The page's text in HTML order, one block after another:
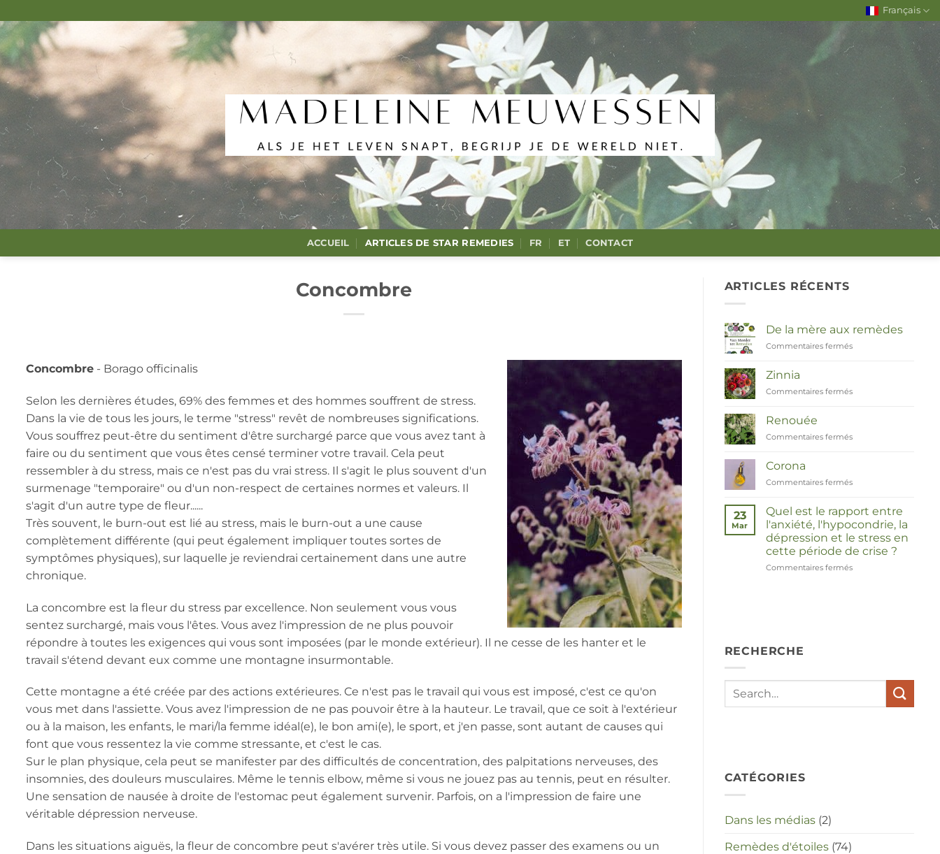
au
contenu
Français
ACCUEIL ARTICLES DE STAR REMEDIES FR ET CONTACT
Concombre
Concombre - Borago officinalis
Selon les dernières études, 69% des femmes et des hommes souffrent de stress.
Dans la vie de tous les jours, le terme "stress" revêt de nombreuses significations.
Vous souffrez peut-être du sentiment d'être surchargé parce que vous avez tant à
faire ou du sentiment que vous êtes censé terminer votre travail. Cela peut
ressembler à du stress, mais ce n'est pas du vrai stress. Il s'agit le plus souvent d'un
surmenage "temporaire" ou d'un non-respect de certaines normes et valeurs. Il
s'agit d'un autre type de fleur......
Très souvent, le burn-out est lié au stress, mais le burn-out a une cause
complètement différente (qui peut également impliquer toutes sortes de
symptômes physiques), sur laquelle je reviendrai certainement dans une autre
chronique.
La concombre est la fleur du stress par excellence. Non seulement vous vous
sentez surchargé, mais vous l'êtes. Vous avez l'impression de ne plus pouvoir
répondre à toutes les exigences qui vous sont imposées (par le monde extérieur). Il ne cesse de les hanter et le
travail s'étend devant eux comme une montagne insurmontable.
Cette montagne a été créée par des actions extérieures. Ce n'est pas le travail qui vous est imposé, c'est ce qu'on
vous met dans l'assiette. Vous avez l'impression de ne pas pouvoir être à la hauteur. Le travail, que ce soit à l'extérieur
ou à la maison, les enfants, le mari/la femme idéal(e), le bon ami(e), le sport, et j'en passe, sont autant de causes qui
font que vous ressentez la vie comme stressante, et c'est le cas.
Sur le plan physique, cela peut se manifester par des difficultés de concentration, des palpitations nerveuses, des
insomnies, des douleurs musculaires. Même le tennis elbow, même si vous ne jouez pas au tennis, peut en résulter.
Une sensation de nausée à droite de l'estomac peut également survenir. Parfois, on a l'impression de faire une
véritable dépression nerveuse.
Dans les situations aiguës, la fleur de concombre peut s'avérer très utile. Si vous devez passer des examens ou un
ARTICLES RÉCENTS
De la mère aux remèdes
Commentaires ferméssur
Remedies
Zinnia
Commentaires ferméssur
Renouée
Commentaires ferméssur
Corona
Commentaires ferméssur
23
Mar
Quel est le rapport entre
l'anxiété, l'hypocondrie, la
dépression et le stress en
cette période de crise ?
Commentaires ferméssur
in
RECHERCHE
CATÉGORIES
Dans les médias(2)
Remèdes d'étoiles(74)